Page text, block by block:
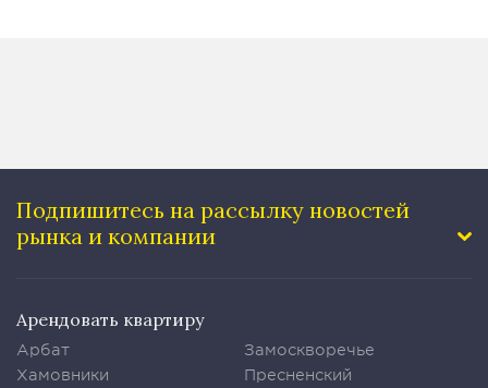
Подпишитесь на рассылку новостей
рынка и компании
Арендовать квартиру
Арбат
Хамовники
Замоскворечье
Пресненский